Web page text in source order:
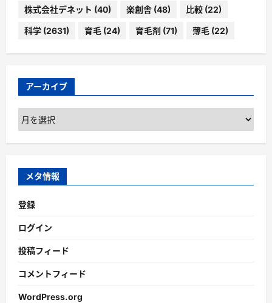
株式会社デネット (40) 楽創舎 (48) 比較 (22)
科学 (2631) 育毛 (24) 育毛剤 (71) 薄毛 (22)
アーカイブ
ア
ー
カ
ブ
メタ情報
登録
ログイン
投稿フィード
コメントフィード
WordPress.org